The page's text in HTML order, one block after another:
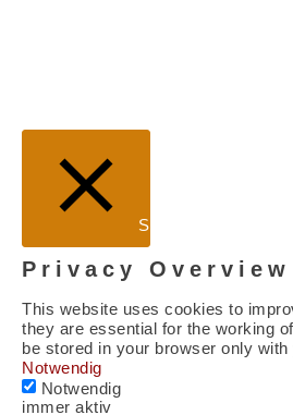
Schließen
Privacy Overview
This website uses cookies to
they are essential for the working
be stored in your browser only
Notwendig
Notwendig
immer aktiv